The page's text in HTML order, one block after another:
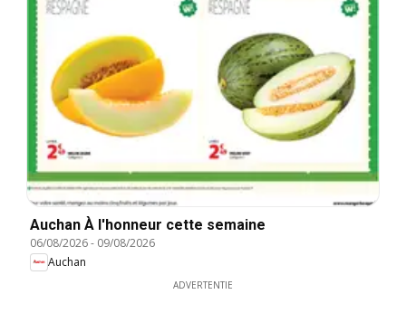
Auchan À l'honneur cette semaine
06/08/2026- 09/08/2026
Auchan
ADVERTENTIE